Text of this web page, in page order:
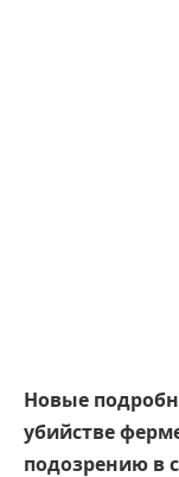
Новые
убийстве
подозрению в